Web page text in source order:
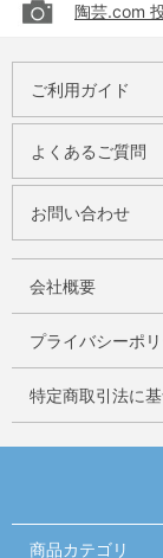
陶芸.com
ご利用ガイド
よくあるご質問
お問い合わせ
会社概要
プライバシーポ
特定商取引法に
商品カテゴリ